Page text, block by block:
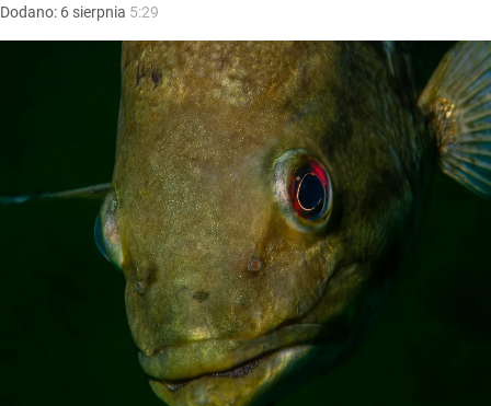
Dodano: 6 sierpnia 5:29